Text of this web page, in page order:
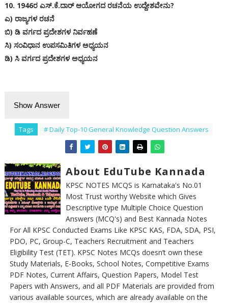
10. 1946ರ ಎಸ್.ಕೆ.ದಾರ್ ಆಯೋಗದ ರಚನೆಯ ಉದ್ದೇಶವೇನು?
ಎ) ರಾಜ್ಯಗಳ ರಚನೆ
ಬಿ) ಡಿ ವರ್ಗದ ಪ್ರದೇಶಗಳ ನಿರ್ವಹಣೆ
ಸಿ) ಸಂವಿಧಾನ ಉಪಸಮಿತಿಗಳ ಅಧ್ಯಯನ
ಡಿ) ಸಿ ವರ್ಗದ ಪ್ರದೇಶಗಳ ಅಧ್ಯಯನ
Show Answer
Tags # Daily Top-10 General Knowledge Question Answers
About EduTube Kannada
KPSC NOTES MCQS is Karnataka's No.01
Most Trust worthy Website which Gives
Descriptive type Multiple Choice Question
Answers (MCQ's) and Best Kannada Notes
For All KPSC Conducted Exams Like KPSC KAS, FDA, SDA, PSI,
PDO, PC, Group-C, Teachers Recruitment and Teachers
Eligibility Test (TET). KPSC Notes MCQs doesn’t own these
Study Materials, E-Books, School Notes, Competitive Exams
PDF Notes, Current Affairs, Question Papers, Model Test
Papers with Answers, and all PDF Materials are provided from
various available sources, which are already available on the